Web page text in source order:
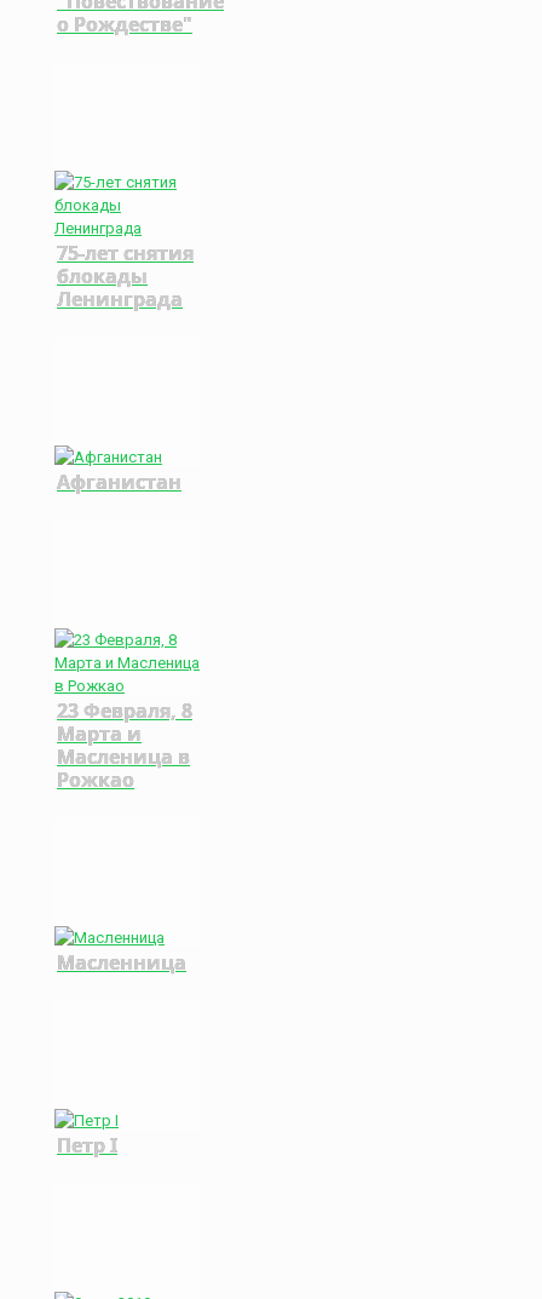
о Рождестве"
75-лет снятия
блокады
Ленинграда
Афганистан
23 Февраля, 8
Марта и
Масленица в
Рожкао
Масленница
Петр I